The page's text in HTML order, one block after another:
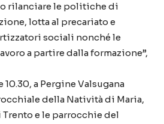
rilanciare le politiche di
lotta al precariato e
sociali nonché le
a partire dalla formazione”,
10.30, a Pergine Valsugana
della Natività di Maria,
e le parrocchie del